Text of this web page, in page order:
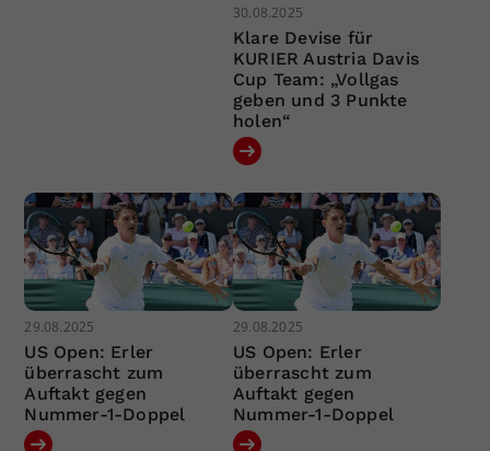
30.08.2025
Klare Devise für
KURIER Austria Davis
Cup Team: „Vollgas
geben und 3 Punkte
holen“
29.08.2025
US Open: Erler
überrascht zum
Auftakt gegen
Nummer-1-Doppel
29.08.2025
US Open: Erler
überrascht zum
Auftakt gegen
Nummer-1-Doppel